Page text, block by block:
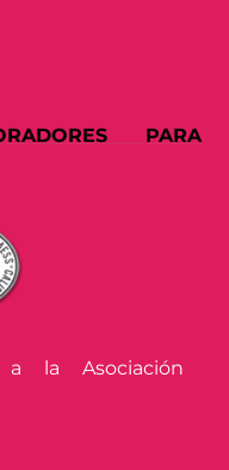
PARA
a la Asociación